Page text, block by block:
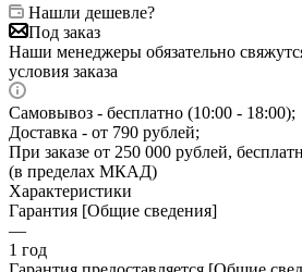
Нашли дешевле?
Под заказ
Наши менеджеры обязательно
условия заказа
Самовывоз - бесплатно (10:00 - 18:00);
Доставка - от 790 рублей;
При заказе от 250 000 рублей,
(в пределах МКАД)
Характеристики
Гарантия [Общие сведения]
—
1 год